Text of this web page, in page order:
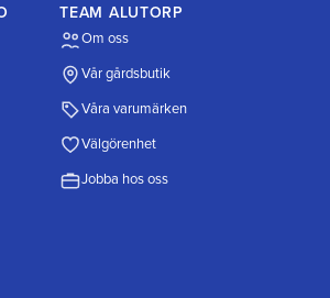
TEAM ALUTORP
Om oss
Vår gårdsbutik
Våra varumärken
Välgörenhet
Jobba hos oss